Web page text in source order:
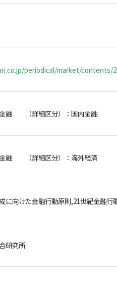
periodical/market/contents/
金融 （詳細区分）：国内金融
金融 （詳細区分）：海外経済
に向けた金融行動原則,21世紀金融行
研究所